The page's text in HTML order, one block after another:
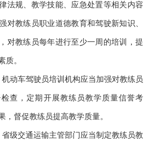
法规、教学技能、应急处置等相关内容
对教练员职业道德教育和驾驶新知识、
对教练员每年进行至少一周的培训，提
质。
机动车驾驶员培训机构应当加强对教练员
查，定期开展教练员教学质量信誉考
，督促教练员提高教学质量。
省级交通运输主管部门应当制定教练员教